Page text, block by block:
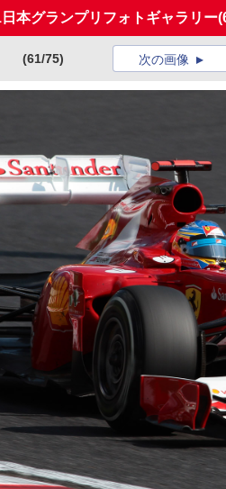
本グランプリフォトギャラリー
(61/75) 次の画像